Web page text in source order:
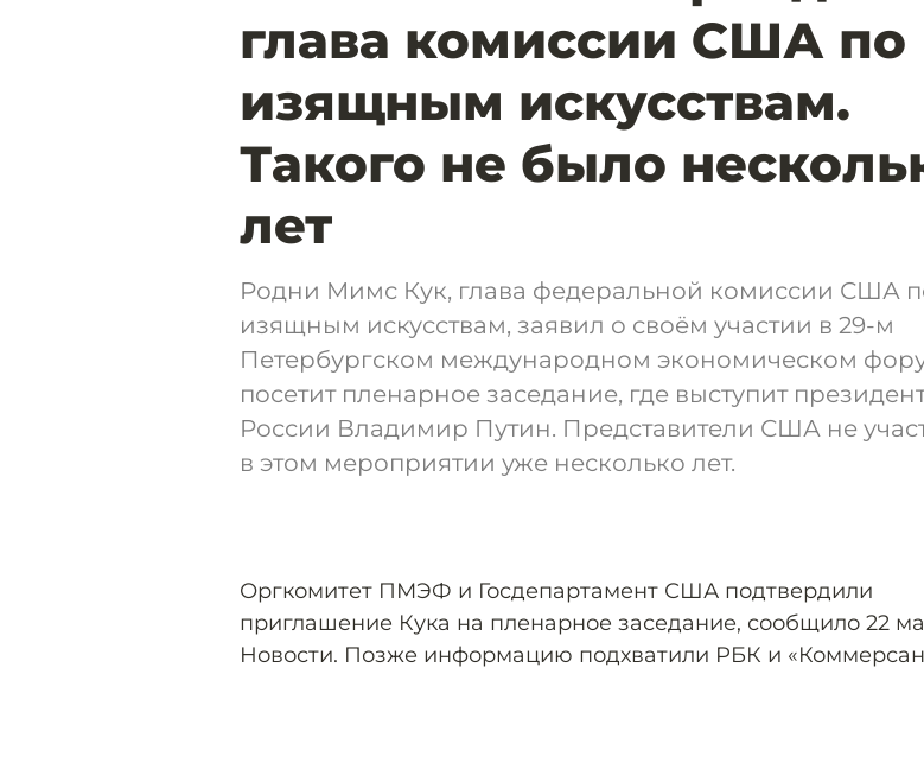
глава комиссии США по
изящным искусствам.
Такого не было
лет
Родни Мимс Кук, глава федеральной комиссии США
изящным искусствам, заявил о своём участии в 29-м
Петербургском международном экономическом
посетит пленарное заседание, где выступит
России Владимир Путин. Представители США не
в этом мероприятии уже несколько лет.
Оргкомитет ПМЭФ и Госдепартамент США подтвердили
приглашение Кука на пленарное заседание, сообщило 22
Новости. Позже информацию подхватили РБК и